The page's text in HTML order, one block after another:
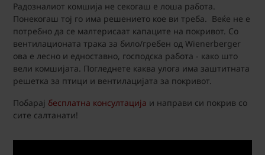
Радозналиот комшија не секогаш е лоша работа.
Понекогаш тој го има решението кое ви треба. Веќе не е
потребно да се малтерисаат капаците на покривот. Со
вентилационата трака за било/гребен од Wienerberger
ова е лесно и едноставно, господска работа - како што
вели комшијата. Погледнете каква улога има заштитната
решетка за птици и вентилацијата за покривот.
Побарај бесплатна консултација и направи си покрив со
сите салтанати!